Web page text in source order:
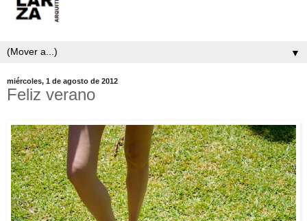
▼
miércoles, 1 de agosto de 2012
Feliz verano